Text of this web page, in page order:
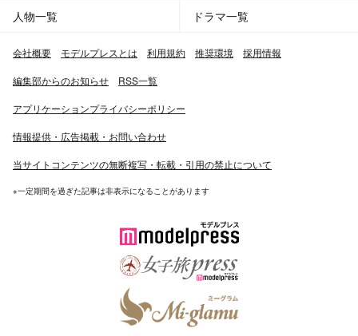
人物一覧 ドラマ一覧
会社概要 モデルプレスとは 利用規約 推奨環境 採用情報
編集部からのお知らせ RSS一覧
アプリケーションプライバシーポリシー
情報提供・広告掲載・お問い合わせ
当サイトコンテンツの無断複写・転載・引用の禁止について
※一定期間を過ぎた記事は非表示になることがあります